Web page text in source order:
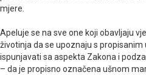
mjere.
Apeluje se na sve one koji obavljaju
životinja da se upoznaju s
ispunjavati sa aspekta Zakona i
– da je propisno označena ušnom